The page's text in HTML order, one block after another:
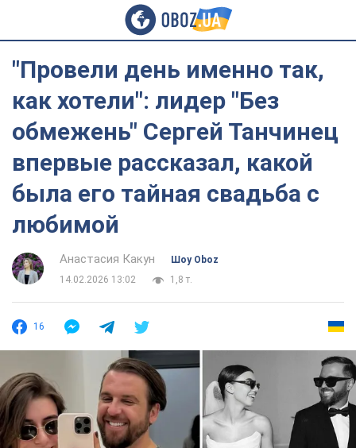
"Провели день именно так,
как хотели": лидер "Без
обмежень" Сергей Танчинец
впервые рассказал, какой
была его тайная свадьба с
любимой
Анастасия Какун
Шоу Oboz
14.02.2026 13:02
1,8 т.
16